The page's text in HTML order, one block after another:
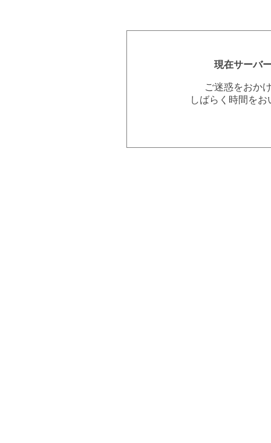
現在サーバ
ご迷惑をおか
しばらく時間を